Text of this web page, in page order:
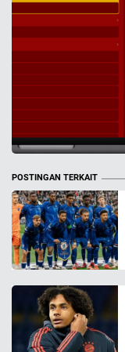
POSTINGAN TERKAIT